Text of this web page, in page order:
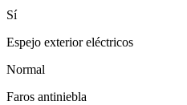
Sí
Espejo exterior eléctricos
Normal
Faros antiniebla